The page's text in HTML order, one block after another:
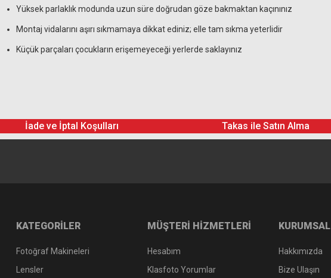
Yüksek parlaklık modunda uzun süre doğrudan göze bakmaktan kaçınınız
Montaj vidalarını aşırı sıkmamaya dikkat ediniz; elle tam sıkma yeterlidir
Küçük parçaları çocukların erişemeyeceği yerlerde saklayınız
İade ve İptal Koşulları Takas ile Satın Alma
KATEGORİLER
Fotoğraf Makineleri
Lensler
MÜŞTERİ HİZMETLERİ
Hesabım
Klasfoto Yorumlar
KURUMSAL
Hakkımızda
Bize Ulaşın